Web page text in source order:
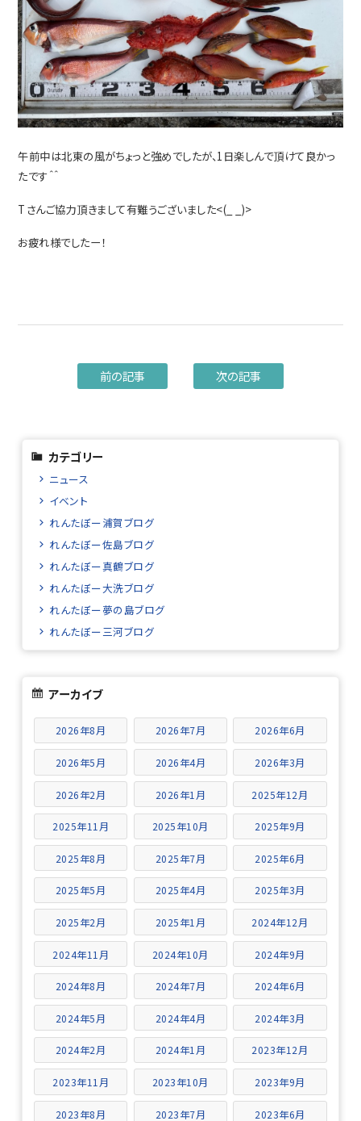
午前中は北東の風がちょっと強めでしたが、1日楽しんで頂けて良かっ
たです＾＾
Tさんご協力頂きまして有難うございました<(_ _)>
お疲れ様でしたー！
前の記事 次の記事
カテゴリー
ニュース
イベント
れんたぼー浦賀ブログ
れんたぼー佐島ブログ
れんたぼー真鶴ブログ
れんたぼー大洗ブログ
れんたぼー夢の島ブログ
れんたぼー三河ブログ
アーカイブ
2026年8月 2026年7月 2026年6月
2026年5月 2026年4月 2026年3月
2026年2月 2026年1月 2025年12月
2025年11月 2025年10月 2025年9月
2025年8月 2025年7月 2025年6月
2025年5月 2025年4月 2025年3月
2025年2月 2025年1月 2024年12月
2024年11月 2024年10月 2024年9月
2024年8月 2024年7月 2024年6月
2024年5月 2024年4月 2024年3月
2024年2月 2024年1月 2023年12月
2023年11月 2023年10月 2023年9月
2023年8月 2023年7月 2023年6月